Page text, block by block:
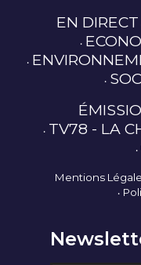
EN DIRECT
TV78 - LA
Mentions